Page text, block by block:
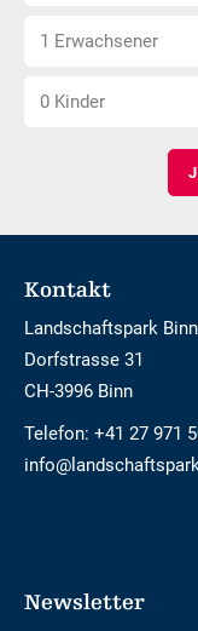
wählen
Anzahl
wählen
1 Erwachsener
Anzahl
0 Kinder
Footer
Kontakt
Landschaftspark
Dorfstrasse 31
CH-3996 Binn
Telefon: +41 27 971
Newsletter